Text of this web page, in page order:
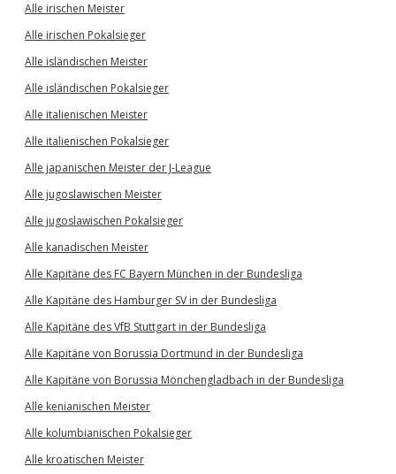
Alle irischen Meister
Alle irischen Pokalsieger
Alle isländischen Meister
Alle isländischen Pokalsieger
Alle italienischen Meister
Alle italienischen Pokalsieger
Alle japanischen Meister der J-League
Alle jugoslawischen Meister
Alle jugoslawischen Pokalsieger
Alle kanadischen Meister
Alle Kapitäne des FC Bayern München in der Bundesliga
Alle Kapitäne des Hamburger SV in der Bundesliga
Alle Kapitäne des VfB Stuttgart in der Bundesliga
Alle Kapitäne von Borussia Dortmund in der Bundesliga
Alle Kapitäne von Borussia Mönchengladbach in der Bundesliga
Alle kenianischen Meister
Alle kolumbianischen Pokalsieger
Alle kroatischen Meister